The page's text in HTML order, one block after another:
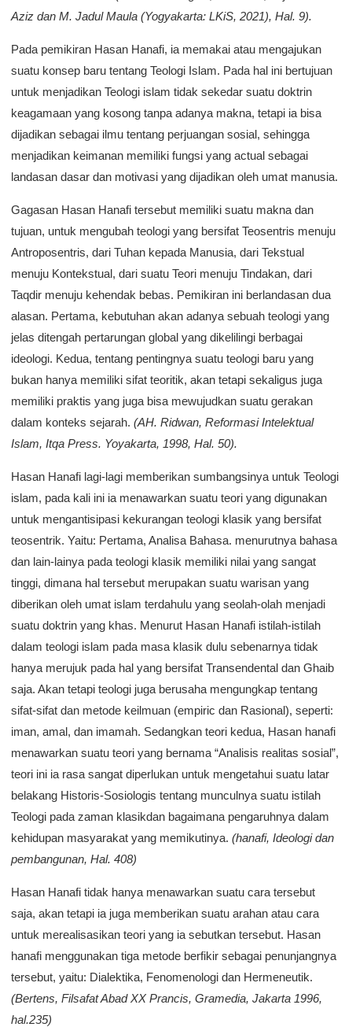
Aziz dan M. Jadul Maula (Yogyakarta: LKiS, 2021), Hal. 9).
Pada pemikiran Hasan Hanafi, ia memakai atau mengajukan
suatu konsep baru tentang Teologi Islam. Pada hal ini bertujuan
untuk menjadikan Teologi islam tidak sekedar suatu doktrin
keagamaan yang kosong tanpa adanya makna, tetapi ia bisa
dijadikan sebagai ilmu tentang perjuangan sosial, sehingga
menjadikan keimanan memiliki fungsi yang actual sebagai
landasan dasar dan motivasi yang dijadikan oleh umat manusia.
Gagasan Hasan Hanafi tersebut memiliki suatu makna dan
tujuan, untuk mengubah teologi yang bersifat Teosentris menuju
Antroposentris, dari Tuhan kepada Manusia, dari Tekstual
menuju Kontekstual, dari suatu Teori menuju Tindakan, dari
Taqdir menuju kehendak bebas. Pemikiran ini berlandasan dua
alasan. Pertama, kebutuhan akan adanya sebuah teologi yang
jelas ditengah pertarungan global yang dikelilingi berbagai
ideologi. Kedua, tentang pentingnya suatu teologi baru yang
bukan hanya memiliki sifat teoritik, akan tetapi sekaligus juga
memiliki praktis yang juga bisa mewujudkan suatu gerakan
dalam konteks sejarah. (AH. Ridwan, Reformasi Intelektual
Islam, Itqa Press. Yoyakarta, 1998, Hal. 50).
Hasan Hanafi lagi-lagi memberikan sumbangsinya untuk Teologi
islam, pada kali ini ia menawarkan suatu teori yang digunakan
untuk mengantisipasi kekurangan teologi klasik yang bersifat
teosentrik. Yaitu: Pertama, Analisa Bahasa. menurutnya bahasa
dan lain-lainya pada teologi klasik memiliki nilai yang sangat
tinggi, dimana hal tersebut merupakan suatu warisan yang
diberikan oleh umat islam terdahulu yang seolah-olah menjadi
suatu doktrin yang khas. Menurut Hasan Hanafi istilah-istilah
dalam teologi islam pada masa klasik dulu sebenarnya tidak
hanya merujuk pada hal yang bersifat Transendental dan Ghaib
saja. Akan tetapi teologi juga berusaha mengungkap tentang
sifat-sifat dan metode keilmuan (empiric dan Rasional), seperti:
iman, amal, dan imamah. Sedangkan teori kedua, Hasan hanafi
menawarkan suatu teori yang bernama “Analisis realitas sosial”,
teori ini ia rasa sangat diperlukan untuk mengetahui suatu latar
belakang Historis-Sosiologis tentang munculnya suatu istilah
Teologi pada zaman klasikdan bagaimana pengaruhnya dalam
kehidupan masyarakat yang memikutinya. (hanafi, Ideologi dan
pembangunan, Hal. 408)
Hasan Hanafi tidak hanya menawarkan suatu cara tersebut
saja, akan tetapi ia juga memberikan suatu arahan atau cara
untuk merealisasikan teori yang ia sebutkan tersebut. Hasan
hanafi menggunakan tiga metode berfikir sebagai penunjangnya
tersebut, yaitu: Dialektika, Fenomenologi dan Hermeneutik.
(Bertens, Filsafat Abad XX Prancis, Gramedia, Jakarta 1996,
hal.235)